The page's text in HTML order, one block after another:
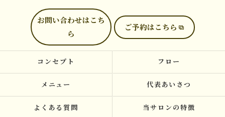
お問い合わせはこち
ら
ご予約はこちら
コンセプト フロー
メニュー 代表あいさつ
よくある質問 当サロンの特徴